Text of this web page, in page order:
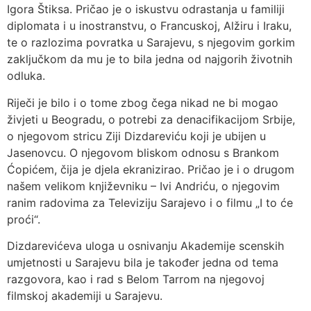
Igora Štiksa. Pričao je o iskustvu odrastanja u familiji
diplomata i u inostranstvu, o Francuskoj, Alžiru i Iraku,
te o razlozima povratka u Sarajevu, s njegovim gorkim
zaključkom da mu je to bila jedna od najgorih životnih
odluka.
Riječi je bilo i o tome zbog čega nikad ne bi mogao
živjeti u Beogradu, o potrebi za denacifikacijom Srbije,
o njegovom stricu Ziji Dizdareviću koji je ubijen u
Jasenovcu. O njegovom bliskom odnosu s Brankom
Ćopićem, čija je djela ekranizirao. Pričao je i o drugom
našem velikom književniku – Ivi Andriću, o njegovim
ranim radovima za Televiziju Sarajevo i o filmu „I to će
proći“.
Dizdarevićeva uloga u osnivanju Akademije scenskih
umjetnosti u Sarajevu bila je također jedna od tema
razgovora, kao i rad s Belom Tarrom na njegovoj
filmskoj akademiji u Sarajevu.